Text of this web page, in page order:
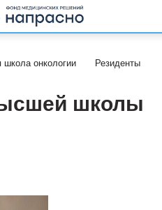
онкологии
Резиденты
школы